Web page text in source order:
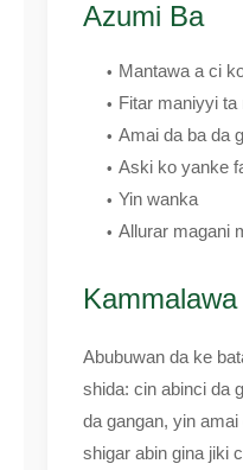
Azumi Ba
Mantawa a ci
Fitar maniyyi ta
Amai da ba da
Aski ko yanke
Yin wanka
Allurar magani
Kammalawa
Abubuwan da ke
shida: cin abinci da
da gangan, yin
shigar abin gina jiki